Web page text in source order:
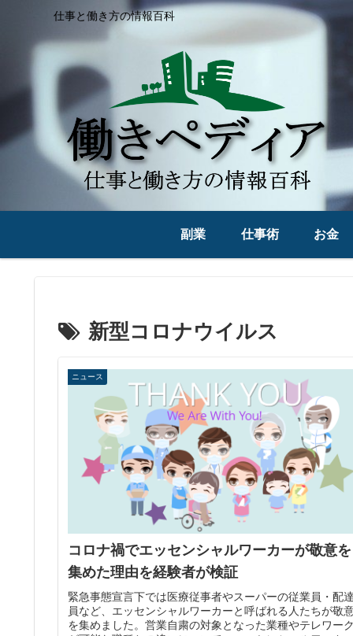
仕事と働き方の情報百科
副業 仕事術 お金
新型コロナウイルス
ニュース
コロナ禍でエッセンシャルワーカーが敬意を
集めた理由を経験者が検証
緊急事態宣言下では医療従事者やスーパーの従業員・配達
員など、エッセンシャルワーカーと呼ばれる人たちが敬
を集めました。営業自粛の対象となった業種やテレワーク